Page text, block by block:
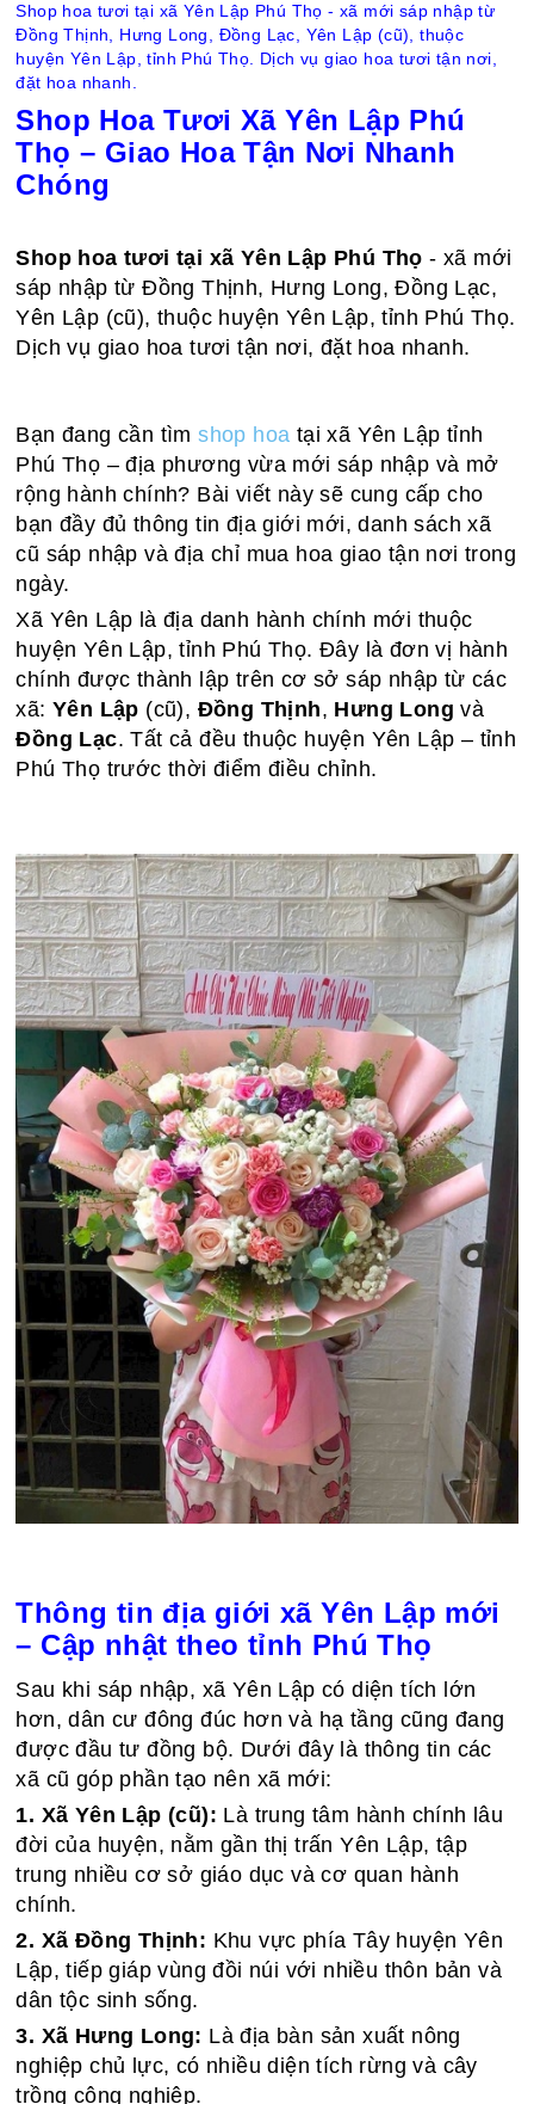
Shop hoa tươi tại xã Yên Lập Phú Thọ - xã mới sáp nhập từ
Đồng Thịnh, Hưng Long, Đồng Lạc, Yên Lập (cũ), thuộc
huyện Yên Lập, tỉnh Phú Thọ. Dịch vụ giao hoa tươi tận nơi,
đặt hoa nhanh.
Shop Hoa Tươi Xã Yên Lập Phú
Thọ – Giao Hoa Tận Nơi Nhanh
Chóng
Shop hoa tươi tại xã Yên Lập Phú Thọ - xã mới
sáp nhập từ Đồng Thịnh, Hưng Long, Đồng Lạc,
Yên Lập (cũ), thuộc huyện Yên Lập, tỉnh Phú Thọ.
Dịch vụ giao hoa tươi tận nơi, đặt hoa nhanh.
Bạn đang cần tìmshop hoa tại xã Yên Lập tỉnh
Phú Thọ – địa phương vừa mới sáp nhập và mở
rộng hành chính? Bài viết này sẽ cung cấp cho
bạn đầy đủ thông tin địa giới mới, danh sách xã
cũ sáp nhập và địa chỉ mua hoa giao tận nơi trong
ngày.
Xã Yên Lập là địa danh hành chính mới thuộc
huyện Yên Lập, tỉnh Phú Thọ. Đây là đơn vị hành
chính được thành lập trên cơ sở sáp nhập từ các
xã:Yên Lập (cũ), Đồng Thịnh, Hưng Long và
Đồng Lạc. Tất cả đều thuộc huyện Yên Lập – tỉnh
Phú Thọ trước thời điểm điều chỉnh.
Thông tin địa giới xã Yên Lập mới
– Cập nhật theo tỉnh Phú Thọ
Sau khi sáp nhập, xã Yên Lập có diện tích lớn
hơn, dân cư đông đúc hơn và hạ tầng cũng đang
được đầu tư đồng bộ. Dưới đây là thông tin các
xã cũ góp phần tạo nên xã mới:
1. Xã Yên Lập (cũ): Là trung tâm hành chính lâu
đời của huyện, nằm gần thị trấn Yên Lập, tập
trung nhiều cơ sở giáo dục và cơ quan hành
chính.
2. Xã Đồng Thịnh: Khu vực phía Tây huyện Yên
Lập, tiếp giáp vùng đồi núi với nhiều thôn bản và
dân tộc sinh sống.
3. Xã Hưng Long: Là địa bàn sản xuất nông
nghiệp chủ lực, có nhiều diện tích rừng và cây
trồng công nghiệp.